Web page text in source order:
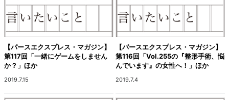
【パースエクスプレス・マガジン】
第117回「一緒にゲームをしません
か？」ほか
2019.7.15
【パースエクスプレス・マガジン】
第116回「Vol.255の『整形手術、悩
んでいます』の女性へ！」ほか
2019.7.4